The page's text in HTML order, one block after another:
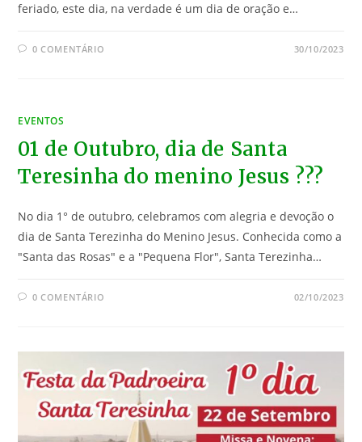
feriado, este dia, na verdade é um dia de oração e…
0 COMENTÁRIO 30/10/2023
EVENTOS
01 de Outubro, dia de Santa
Teresinha do menino Jesus ???
No dia 1° de outubro, celebramos com alegria e devoção o
dia de Santa Terezinha do Menino Jesus. Conhecida como a
"Santa das Rosas" e a "Pequena Flor", Santa Terezinha…
0 COMENTÁRIO 02/10/2023